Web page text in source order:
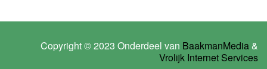
Copyright © 2023 Onderdeel van BaakmanMedia &
Vrolijk Internet Services